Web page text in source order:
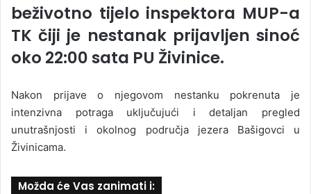
beživotno tijelo inspektora MUP-a
TK čiji je nestanak prijavljen sinoć
oko 22:00 sata PU Živinice.
Nakon prijave o njegovom nestanku pokrenuta je
intenzivna potraga uključujući i detaljan pregled
unutrašnjosti i okolnog područja jezera Bašigovci u
Živinicama.
Možda će Vas zanimati i: